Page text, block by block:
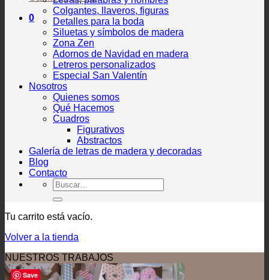
0
Colgantes, llaveros, figuras
Detalles para la boda
Siluetas y símbolos de madera
Zona Zen
Adornos de Navidad en madera
Letreros personalizados
Especial San Valentín
Nosotros
Quienes somos
Qué Hacemos
Cuadros
Figurativos
Abstractos
Galería de letras de madera y decoradas
Blog
Contacto
Buscar
por:
Tu carrito está vacío.
Volver a la tienda
NUESTROS TRABAJOS
Save